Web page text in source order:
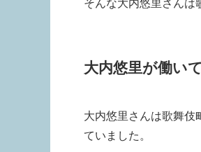
そんな大内悠里さんは
大内悠里が働い
大内悠里さんは歌舞伎
ていました。